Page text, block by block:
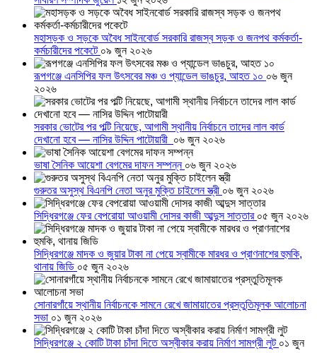
মহাসড়ক ও সড়কে অবৈধ সাইনবোর্ড সরকারি রাজস্ব সড়ক ও জনপথ কর্মকর্তা-
কর্মচারীদের পকেটে ০৯ জুন ২০২৬
রূপগঞ্জে এনসিপির ফল উৎসবের মঞ্চ ও প্যান্ডেল ভাঙচুর, আহত ১০ ০৬ জুন
২০২৬
সরকার ভোটের পর পল্টি নিয়েছে, আগামী স্থানীয় নির্বাচনে তাদের লাল কার্ড
দেখানো হবে — নাসির উদ্দিন পাটোয়ারী ০৬ জুন ২০২৬
ভাষা সৈনিক আয়েশা বেগমের দাফন সম্পন্ন ০৬ জুন ২০২৬
গুরুতর অসুস্থ বিএনপি নেতা অনুর মুক্তি চাইলেন স্ত্রী ০৬ জুন ২০২৬
সিদ্ধিরগঞ্জে ফের বেপরোয়া আওয়ামী দোসর কাজী আব্দুস সাত্তার ০৫ জুন ২০২৬
সিদ্ধিরগঞ্জে মাদক ও জুয়ার টাকা না পেয়ে স্বামীকে মারধর ও প্রাণনাশের হুমকি,
থানায় জিডি ০৫ জুন ২০২৬
সোনারগাঁয়ে স্থানীয় নির্বাচনকে সামনে রেখে জামায়াতের প্রস্তুতিমূলক আলোচনা
সভা ০১ জুন ২০২৬
সিদ্ধিরগঞ্জে ২ কোটি টাকা চাঁদা দিতে অস্বীকার করায় নির্মাণ সামগ্রী লুট ০১ জুন